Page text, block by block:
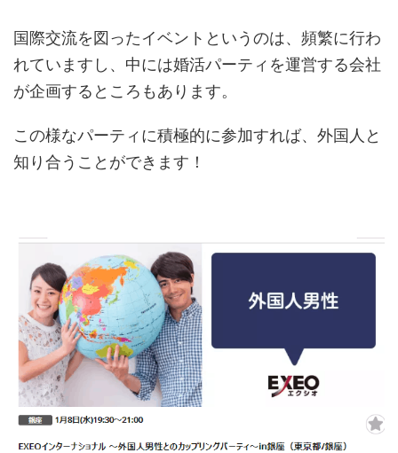
国際交流を図ったイベントというのは、頻繁に行わ
れていますし、中には婚活パーティを運営する会社
が企画するところもあります。
この様なパーティに積極的に参加すれば、外国人と
知り合うことができます！